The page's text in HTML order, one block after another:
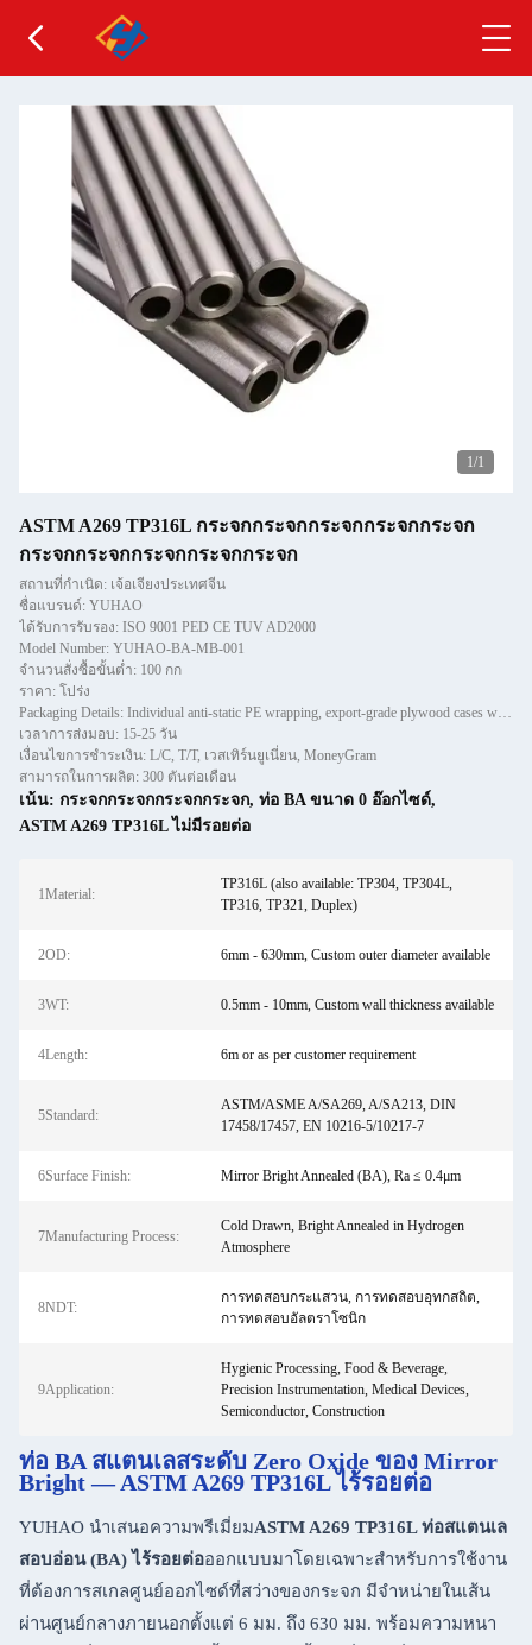
1/1
ASTM A269 TP316L กระจกกระจกกระจกกระจกกระจก
กระจกกระจกกระจกกระจกกระจก
สถานที่กำเนิด: เจ้อเจียงประเทศจีน
ชื่อแบรนด์: YUHAO
ได้รับการรับรอง: ISO 9001 PED CE TUV AD2000
Model Number: YUHAO-BA-MB-001
จำนวนสั่งซื้อขั้นต่ำ: 100 กก
ราคา: โปร่ง
Packaging Details: Individual anti-static PE wrapping, export-grade plywood cases with moisture barrier
เวลาการส่งมอบ: 15-25 วัน
เงื่อนไขการชำระเงิน: L/C, T/T, เวสเทิร์นยูเนี่ยน, MoneyGram
สามารถในการผลิต: 300 ตันต่อเดือน
เน้น: กระจกกระจกกระจกกระจก, ท่อ BA ขนาด 0 อ๊อกไซด์,
ASTM A269 TP316L ไม่มีรอยต่อ
1Material:
TP316L (also available: TP304, TP304L,
TP316, TP321, Duplex)
2OD: 6mm - 630mm, Custom outer diameter available
3WT: 0.5mm - 10mm, Custom wall thickness available
4Length: 6m or as per customer requirement
5Standard:
ASTM/ASME A/SA269, A/SA213, DIN
17458/17457, EN 10216-5/10217-7
6Surface Finish: Mirror Bright Annealed (BA), Ra ≤ 0.4μm
7Manufacturing Process:
Cold Drawn, Bright Annealed in Hydrogen
Atmosphere
8NDT:
การทดสอบกระแสวน, การทดสอบอุทกสถิต,
การทดสอบอัลตราโซนิก
9Application:
Hygienic Processing, Food & Beverage,
Precision Instrumentation, Medical Devices,
Semiconductor, Construction
ท่อ BA สแตนเลสระดับ Zero Oxide ของ Mirror
Bright — ASTM A269 TP316L ไร้รอยต่อ
YUHAO นำเสนอความพรีเมี่ยมASTM A269 TP316L ท่อสแตนเล
สอบอ่อน (BA) ไร้รอยต่อออกแบบมาโดยเฉพาะสำหรับการใช้งาน
ที่ต้องการสเกลศูนย์ออกไซด์ที่สว่างของกระจก มีจำหน่ายในเส้น
ผ่านศูนย์กลางภายนอกตั้งแต่ 6 มม. ถึง 630 มม. พร้อมความหนา